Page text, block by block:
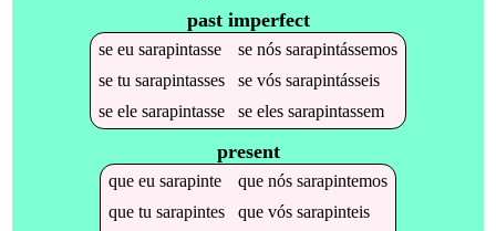
past imperfect
se eu sarapintasse se nós sarapintássemos
se tu sarapintasses se vós sarapintásseis
se ele sarapintasse se eles sarapintassem
present
que eu sarapinte que nós sarapintemos
que tu sarapintes que vós sarapinteis